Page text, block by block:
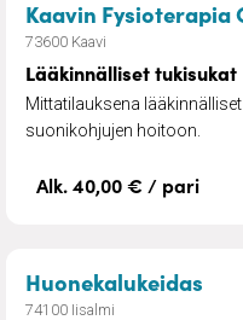
Kaavin Fysioterapia
73600 Kaavi
Lääkinnälliset tukisukat
Mittatilauksena
suonikohjujen hoitoon.
Alk. 40,00 € / pari
Huonekalukeidas
74100 Iisalmi